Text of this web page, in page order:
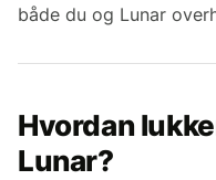
både du og Lunar
Hvordan
Lunar?